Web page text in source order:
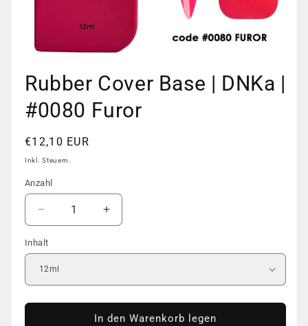
in
Modal
öffnen
Rubber Cover Base | DNKa |
#0080 Furor
Normaler
Preis
€12,10 EUR
Inkl. Steuern.
Anzahl
Anzahl
Verringere
die
Menge
für
Rubber
Cover
Base
Erhöhe
die
für
Cover
Base
|
Inhalt
In den Warenkorb legen